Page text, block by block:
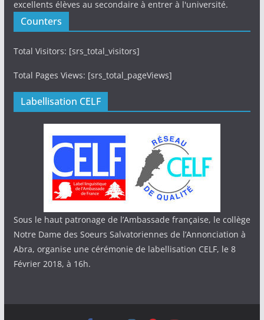
excellents élèves au secondaire à entrer à l'université.
Counters
Total Visitors: [srs_total_visitors]
Total Pages Views: [srs_total_pageViews]
Labellisation CELF
Sous le haut patronage de l’Ambassade française, le collège
Notre Dame des Soeurs Salvatoriennes de l’Annonciation à
Abra, organise une cérémonie de labellisation CELF, le 8
Février 2018, à 16h.